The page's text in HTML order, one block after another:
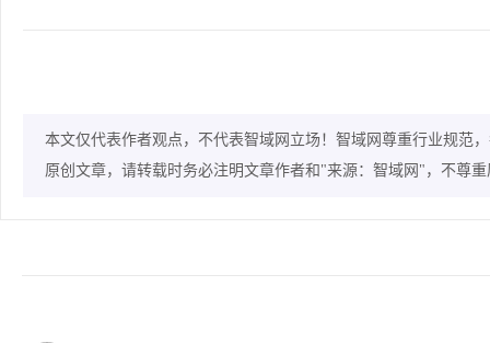
本文仅代表作者观点，不代表智域网立场！智域网尊重行业规范
原创文章，请转载时务必注明文章作者和"来源：智域网"，不尊